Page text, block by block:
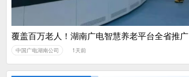
覆盖百万老人！湖南广电智慧养老平台全省推广
中国广电湖南公司 1天前